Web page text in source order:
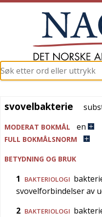
svovelbakterie
MODERAT BOKMÅL en
FULL BOKMÅLSNORM
BETYDNING OG BRUK
1 BAKTERIOLOGI
svovelforbindelser av
2 BAKTERIOLOGI